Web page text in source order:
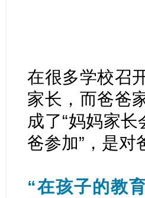
在很多学校召
家长，而爸爸
成了“妈妈家
爸参加”，是对
“在孩子的教